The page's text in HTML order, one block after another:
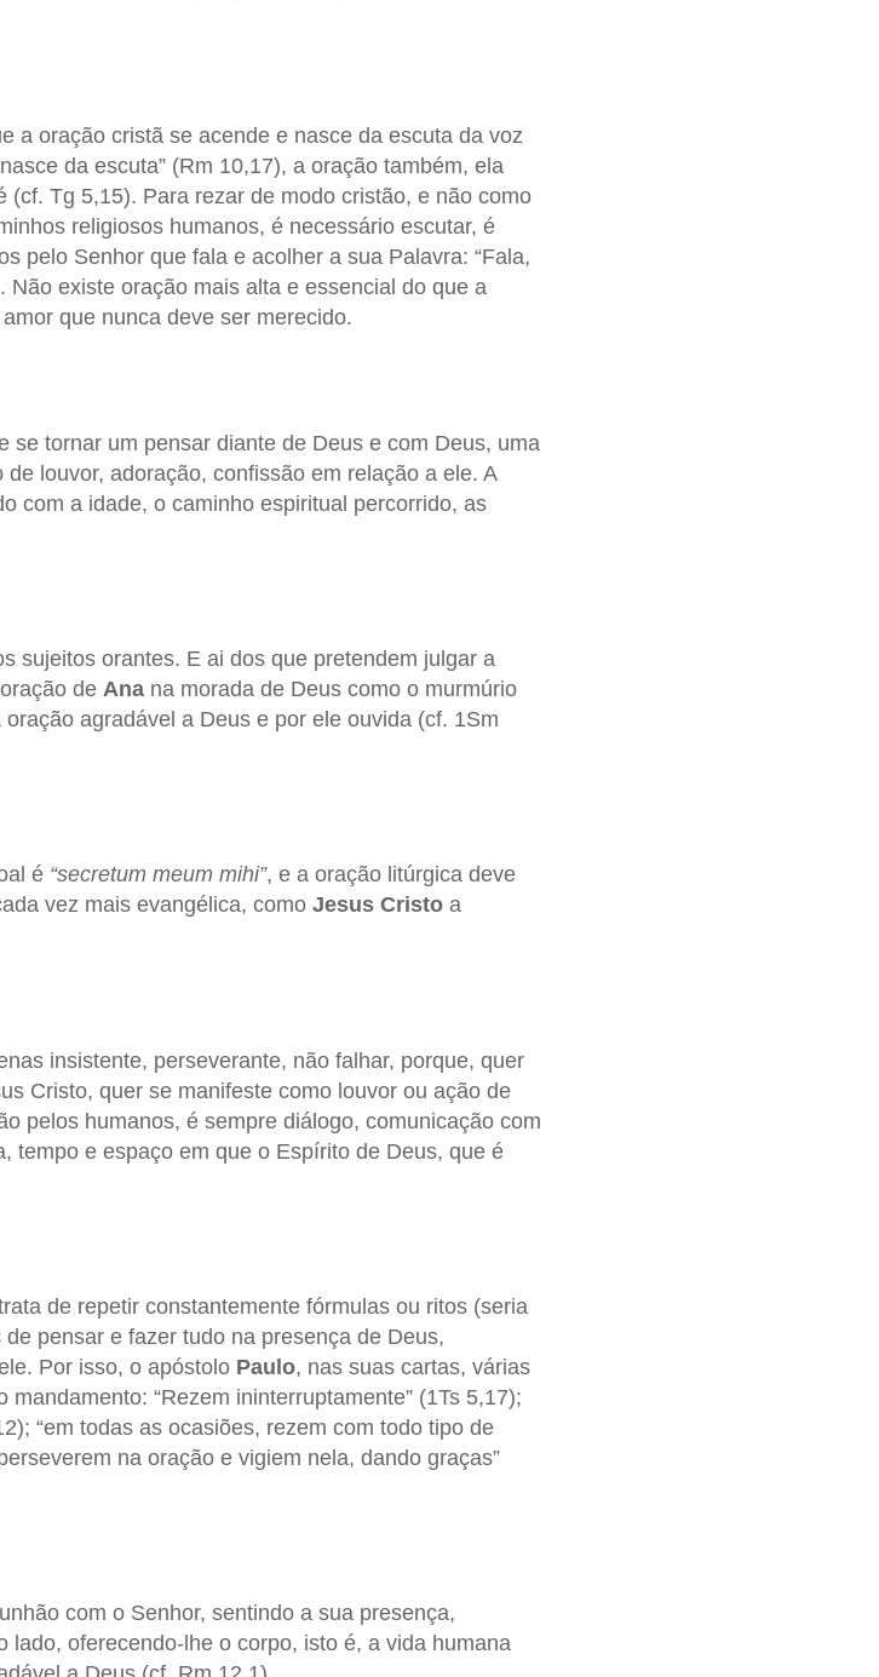
a oração cristã se acende e nasce da escuta da voz
da escuta” (Rm 10,17), a oração também, ela
Tg 5,15). Para rezar de modo cristão, e não como
religiosos humanos, é necessário escutar, é
pelo Senhor que fala e acolher a sua Palavra: “Fala,
Não existe oração mais alta e essencial do que a
que nunca deve ser merecido.
se tornar um pensar diante de Deus e com Deus, uma
louvor, adoração, confissão em relação a ele. A
com a idade, o caminho espiritual percorrido, as
sujeitos orantes. E ai dos que pretendem julgar a
de Anana morada de Deus como o murmúrio
agradável a Deus e por ele ouvida (cf. 1Sm
é “secretum meum mihi”, e a oração litúrgica deve
vez mais evangélica, como Jesus Cristoa
insistente, perseverante, não falhar, porque, quer
Cristo, quer se manifeste como louvor ou ação de
pelos humanos, é sempre diálogo, comunicação com
tempo e espaço em que o Espírito de Deus, que é
de repetir constantemente fórmulas ou ritos (seria
pensar e fazer tudo na presença de Deus,
Por isso, o apóstolo Paulo, nas suas cartas, várias
“Rezem ininterruptamente” (1Ts 5,17);
“em todas as ocasiões, rezem com todo tipo de
na oração e vigiem nela, dando graças”
com o Senhor, sentindo a sua presença,
lado, oferecendo-lhe o corpo, isto é, a vida humana